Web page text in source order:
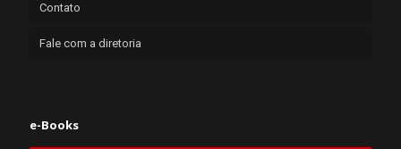
Contato
Fale com a diretoria
e-Books